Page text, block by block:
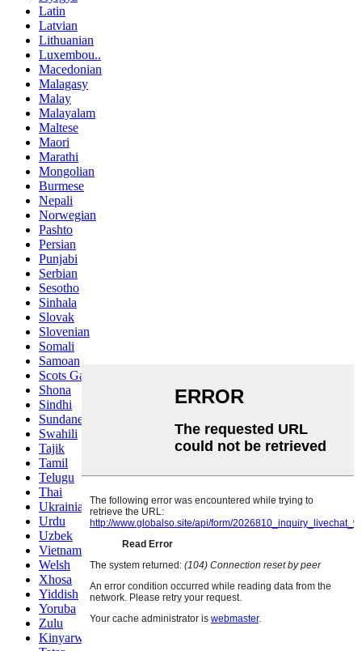
Latin
Latvian
Lithuanian
Luxembou..
Macedonian
Malagasy
Malay
Malayalam
Maltese
Maori
Marathi
Mongolian
Burmese
Nepali
Norwegian
Pashto
Persian
Punjabi
Serbian
Sesotho
Sinhala
Slovak
Slovenian
Somali
Samoan
Scots Gaelic
Shona
Sindhi
Sundanese
Swahili
Tajik
Tamil
Telugu
Thai
Ukrainian
Urdu
Uzbek
Vietnamese
Welsh
Xhosa
Yiddish
Yoruba
Zulu
Kinyarwanda